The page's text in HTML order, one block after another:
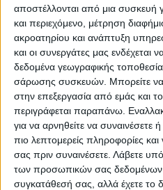
αποστέλλονται από μια συσκευή
και περιεχόμενο, μέτρηση
ακροατηρίου και ανάπτυξη
και οι συνεργάτες μας ενδέχεται
δεδομένα γεωγραφικής
σάρωσης συσκευών. Μπορείτε να
στην επεξεργασία από εμάς και
περιγράφεται παραπάνω.
για να αρνηθείτε να
πιο λεπτομερείς πληροφορίες και
σας πριν συναινέσετε. Λάβετε
των προσωπικών σας δεδομένων
συγκατάθεσή σας, αλλά έχετε το
Δε βρέθηκαν
κριτήρια
Δοκιμάστε να καθαρίσετε